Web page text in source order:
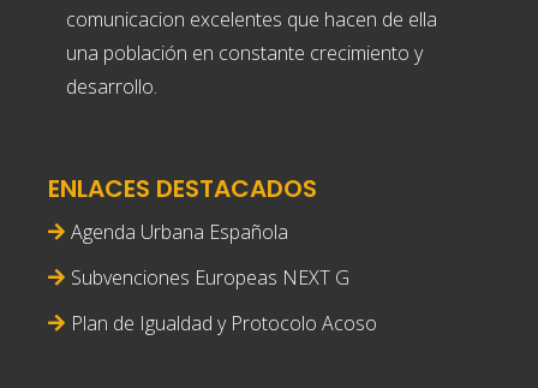
comunicacion excelentes que hacen de ella
una población en constante crecimiento y
desarrollo.
ENLACES DESTACADOS
Agenda Urbana Española
Subvenciones Europeas NEXT G
Plan de Igualdad y Protocolo Acoso